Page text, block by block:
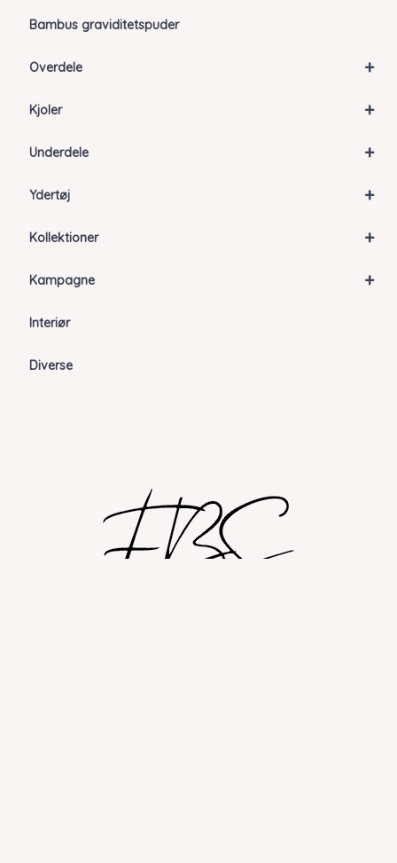
Bambus graviditetspuder
+
Overdele
+
Kjoler
+
Underdele
+
Ydertøj
+
Kollektioner
+
Kampagne
Interiør
Diverse